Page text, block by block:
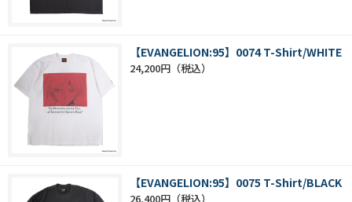
【EVANGELION:95】0074 T-Shirt/WHITE
24,200円
【EVANGELION:95】0075 T-Shirt/BLACK
26,400円